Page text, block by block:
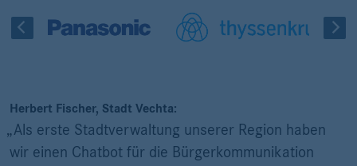
Herbert Fischer, Stadt Vechta:
„Als erste Stadtverwaltung unserer Region haben
wir einen Chatbot für die Bürgerkommunikation